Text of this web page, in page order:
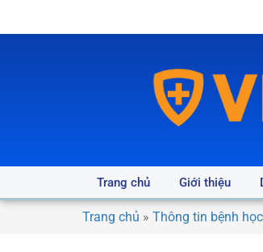
Trang chủ Giới thiệu
Trang chủ » Thông tin bệnh học